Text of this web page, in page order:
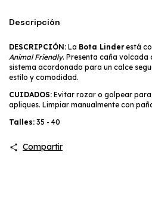
Descripción
DESCRIPCIÓN: La Bota Linderestá
Animal Friendly. Presenta caña
sistema acordonado para un calce
estilo y comodidad.
CUIDADOS: Evitar rozar o golpear
apliques. Limpiar manualmente con
Talles: 35 - 40
Compartir